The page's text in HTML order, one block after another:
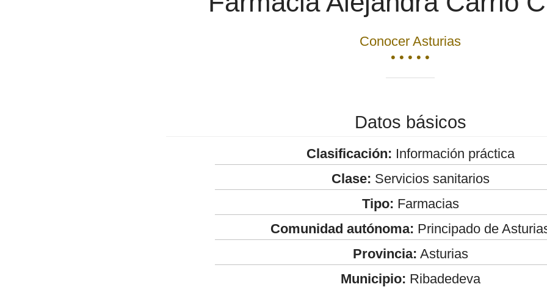
Conocer Asturias
• • • • •
Datos básicos
Clasificación: Información práctica
Clase: Servicios sanitarios
Tipo: Farmacias
Comunidad autónoma: Principado de
Provincia: Asturias
Municipio: Ribadedeva